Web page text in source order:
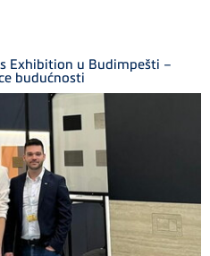
Exhibition u Budimpešti –
budućnosti